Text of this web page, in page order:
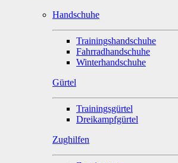
Handschuhe
Trainingshandschuhe
Fahrradhandschuhe
Winterhandschuhe
Gürtel
Trainingsgürtel
Dreikampfgürtel
Zughilfen